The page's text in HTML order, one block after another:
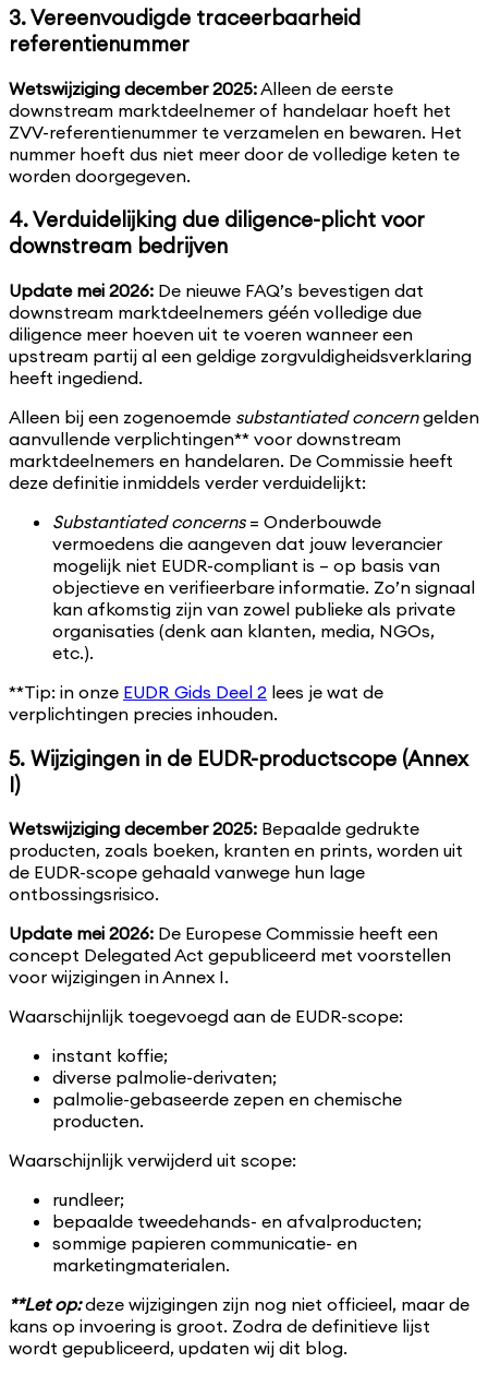
3. Vereenvoudigde traceerbaarheid
referentienummer
Wetswijziging december 2025:Alleen de eerste
downstream marktdeelnemer of handelaar hoeft het
ZVV-referentienummer te verzamelen en bewaren. Het
nummer hoeft dus niet meer door de volledige keten te
worden doorgegeven.
4. Verduidelijking due diligence-plicht voor
downstream bedrijven
Update mei 2026: De nieuwe FAQ’s bevestigen dat
downstream marktdeelnemers géén volledige due
diligence meer hoeven uit te voeren wanneer een
upstream partij al een geldige zorgvuldigheidsverklaring
heeft ingediend.
Alleen bij een zogenoemde substantiated concerngelden
aanvullende verplichtingen** voor downstream
marktdeelnemers en handelaren. De Commissie heeft
deze definitie inmiddels verder verduidelijkt:
Substantiated concerns= Onderbouwde
vermoedens die aangeven dat jouw leverancier
mogelijk niet EUDR-compliant is – op basis van
objectieve en verifieerbare informatie. Zo’n signaal
kan afkomstig zijn van zowel publieke als private
organisaties (denk aan klanten, media, NGOs,
etc.).
**Tip: in onze EUDR Gids Deel 2 lees je wat de
verplichtingen precies inhouden.
5. Wijzigingen in de EUDR-productscope (Annex
I)
Wetswijziging december 2025: Bepaalde gedrukte
producten, zoals boeken, kranten en prints, worden uit
de EUDR-scope gehaald vanwege hun lage
ontbossingsrisico.
Update mei 2026: De Europese Commissie heeft een
concept Delegated Act gepubliceerd met voorstellen
voor wijzigingen in Annex I.
Waarschijnlijk toegevoegd aan de EUDR-scope:
instant koffie;
diverse palmolie-derivaten;
palmolie-gebaseerde zepen en chemische
producten.
Waarschijnlijk verwijderd uit scope:
rundleer;
bepaalde tweedehands- en afvalproducten;
sommige papieren communicatie- en
marketingmaterialen.
**Let op: deze wijzigingen zijn nog niet officieel, maar de
kans op invoering is groot. Zodra de definitieve lijst
wordt gepubliceerd, updaten wij dit blog.